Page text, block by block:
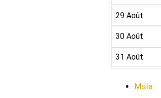
29 Août
30 Août
31 Août
Msila